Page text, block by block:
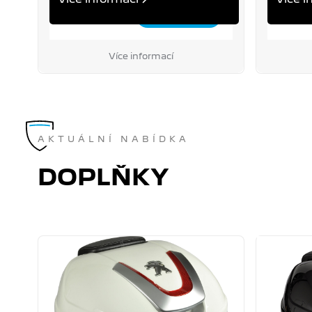
Více informací
AKTUÁLNÍ NABÍDKA
DOPLŇKY